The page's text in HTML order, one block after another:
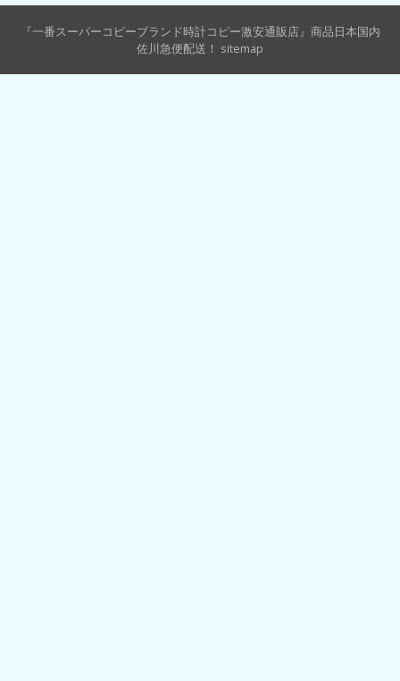
『一番スーパーコピーブランド時計コピー激安通販店』商品日本国内
佐川急便配送！ sitemap